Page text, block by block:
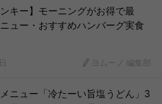
ンキー】モーニングがお得で最
ュー・おすすめハンバーグ実食
ヨムーノ 編集部
ニュー「冷たーい旨塩うどん」3